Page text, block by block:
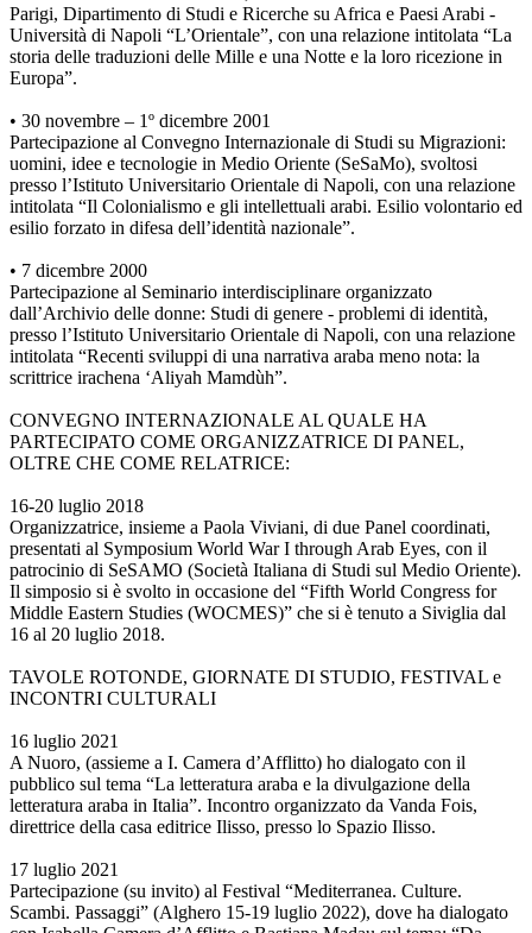
Parigi, Dipartimento di Studi e Ricerche su Africa e Paesi Arabi -
Università di Napoli “L’Orientale”, con una relazione intitolata “La
storia delle traduzioni delle Mille e una Notte e la loro ricezione in
Europa”.
• 30 novembre – 1º dicembre 2001
Partecipazione al Convegno Internazionale di Studi su Migrazioni:
uomini, idee e tecnologie in Medio Oriente (SeSaMo), svoltosi
presso l’Istituto Universitario Orientale di Napoli, con una relazione
intitolata “Il Colonialismo e gli intellettuali arabi. Esilio volontario ed
esilio forzato in difesa dell’identità nazionale”.
• 7 dicembre 2000
Partecipazione al Seminario interdisciplinare organizzato
dall’Archivio delle donne: Studi di genere - problemi di identità,
presso l’Istituto Universitario Orientale di Napoli, con una relazione
intitolata “Recenti sviluppi di una narrativa araba meno nota: la
scrittrice irachena ‘Aliyah Mamdùh”.
CONVEGNO INTERNAZIONALE AL QUALE HA
PARTECIPATO COME ORGANIZZATRICE DI PANEL,
OLTRE CHE COME RELATRICE:
16-20 luglio 2018
Organizzatrice, insieme a Paola Viviani, di due Panel coordinati,
presentati al Symposium World War I through Arab Eyes, con il
patrocinio di SeSAMO (Società Italiana di Studi sul Medio Oriente).
Il simposio si è svolto in occasione del “Fifth World Congress for
Middle Eastern Studies (WOCMES)” che si è tenuto a Siviglia dal
16 al 20 luglio 2018.
TAVOLE ROTONDE, GIORNATE DI STUDIO, FESTIVAL e
INCONTRI CULTURALI
16 luglio 2021
A Nuoro, (assieme a I. Camera d’Afflitto) ho dialogato con il
pubblico sul tema “La letteratura araba e la divulgazione della
letteratura araba in Italia”. Incontro organizzato da Vanda Fois,
direttrice della casa editrice Ilisso, presso lo Spazio Ilisso.
17 luglio 2021
Partecipazione (su invito) al Festival “Mediterranea. Culture.
Scambi. Passaggi” (Alghero 15-19 luglio 2022), dove ha dialogato